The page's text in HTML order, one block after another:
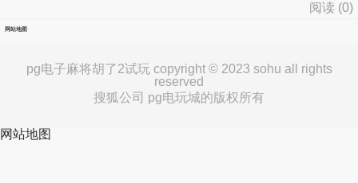
阅读 (0)
网站地图
pg电子麻将胡了2试玩 copyright © 2023 sohu all rights
reserved
搜狐公司 pg电玩城的版权所有
网站地图